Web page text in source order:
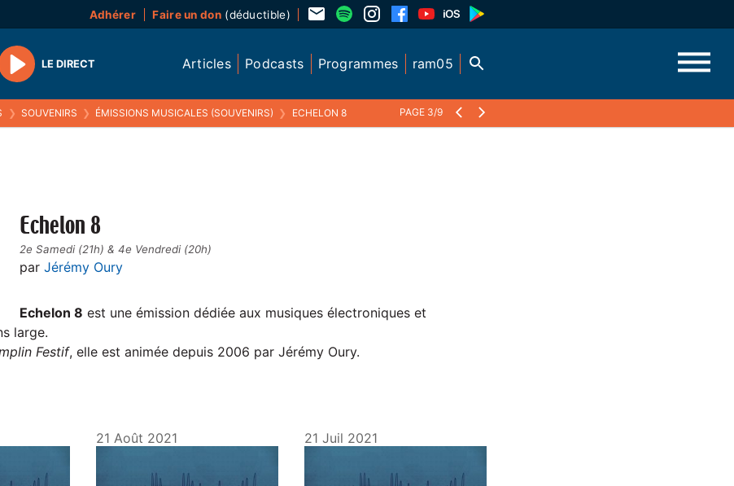
Adhérer Faire un don(déductible)
Play
LE DIRECT Articles Podcasts Programmes ram05
❯ SOUVENIRS ❯ ÉMISSIONS MUSICALES (SOUVENIRS) ❯ ECHELON 8 PAGE 3/9
Echelon 8
2e Samedi (21h) & 4e Vendredi (20h)
par Jérémy Oury
Echelon 8 est une émission dédiée aux musiques électroniques et
large.
Festif, elle est animée depuis 2006 par Jérémy Oury.
21 Août 2021 21 Juil 2021